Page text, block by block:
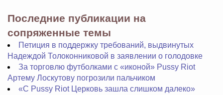
Последние публикации на
сопряженные темы
Петиция в поддержку требований, выдвинутых
Надеждой Толоконниковой в заявлении о голодовке
За торговлю футболками с «иконой» Pussy Riot
Артему Лоскутову погрозили пальчиком
«С Pussy Riot Церковь зашла слишком далеко»